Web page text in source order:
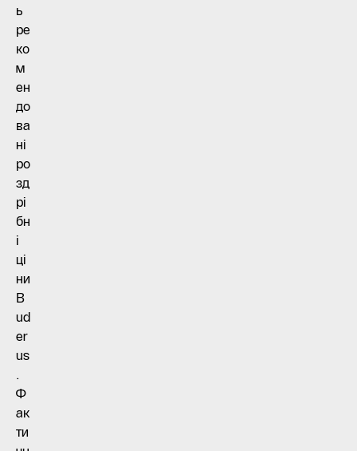
ь
ре
ко
м
ен
до
ва
ні
ро
зд
рі
бн
і
ці
ни
B
ud
er
us
.
Ф
ак
ти